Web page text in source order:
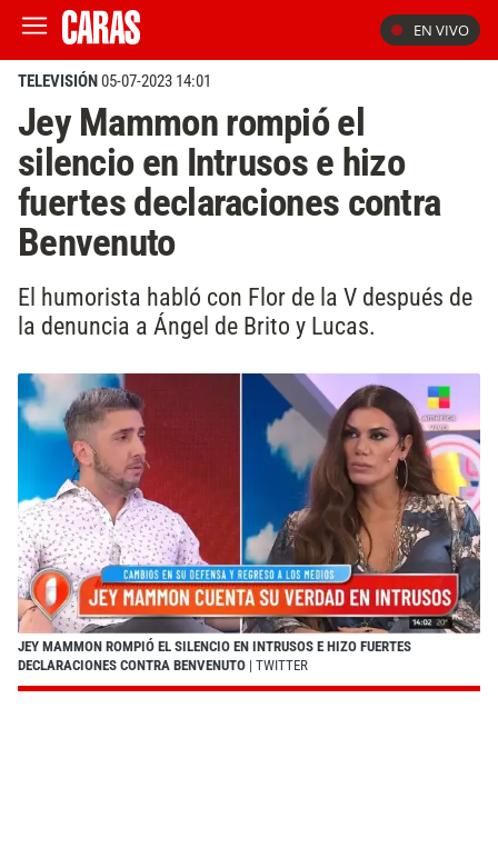
EN VIVO
TELEVISIÓN05-07-2023 14:01
Jey Mammon rompió el
silencio en Intrusos e hizo
fuertes declaraciones contra
Benvenuto
El humorista habló con Flor de la V después de
la denuncia a Ángel de Brito y Lucas.
JEY MAMMON ROMPIÓ EL SILENCIO EN INTRUSOS E HIZO FUERTES
DECLARACIONES CONTRA BENVENUTO | TWITTER